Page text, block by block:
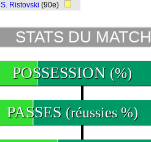
S. Ristovski (90e)
STATS DU MATCH
POSSESSION (%)
PASSES (réussies %)